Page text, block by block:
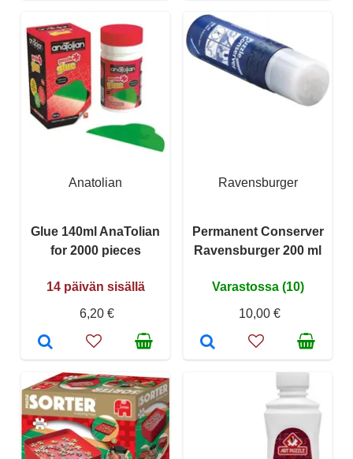
Anatolian
Glue 140ml AnaTolian
for 2000 pieces
14 päivän sisällä
6,20 €
Ravensburger
Permanent Conserver
Ravensburger 200 ml
Varastossa (10)
10,00 €